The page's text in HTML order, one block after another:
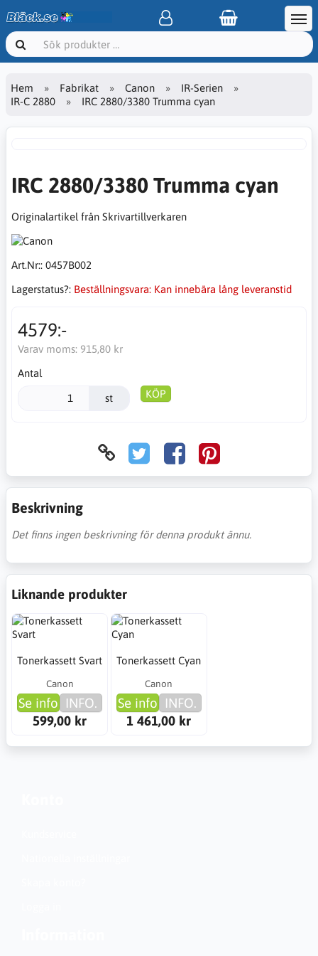
Hem Fabrikat Canon
IR-Serien
IR-C 2880
IRC 2880/3380 Trumma cyan
IRC 2880/3380 Trumma cyan
Originalartikel från Skrivartillverkaren
Art.Nr:: 0457B002
Lagerstatus?: Beställningsvara: Kan innebära lång leveranstid
4579:-
Varav moms: 915,80 kr
Antal
st KÖP
Beskrivning
Det finns ingen beskrivning för denna produkt ännu.
Liknande produkter
Tonerkassett Svart
Canon
Se info INFO.
599,00 kr
Tonerkassett Cyan
Canon
Se info INFO.
1 461,00 kr